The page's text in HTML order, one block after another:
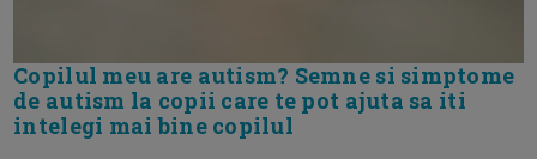
Copilul meu are autism? Semne si simptome
de autism la copii care te pot ajuta sa iti
intelegi mai bine copilul